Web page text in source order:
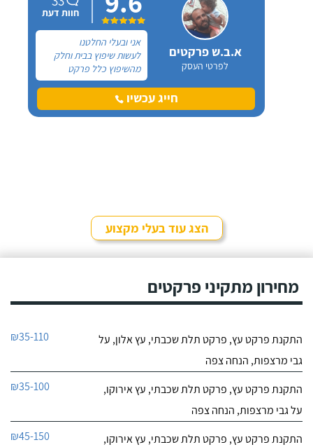
א.ב.ש פרקטים
לפרטי העסק
חוות דעת
אני ובעלי החלטנו
לעשות שיפוץ בבית וחלק
מהשיפוץ כלל פרקט
למינציה שיותקן מעל
הריצוף (הישן) הקיים. קנינו
את הפרקט מחנות חיצונית
חייג עכשיו
הצג עוד בעלי מקצוע
מחירון מתקיני פרקטים
התקנת פרקט עץ, פרקט תלת שכבתי, עץ אלון, על
גבי מרצפות, הנחה צפה
₪35-110
התקנת פרקט עץ, פרקט תלת שכבתי, עץ אירוקו,
על גבי מרצפות, הנחה צפה
₪35-100
התקנת פרקט עץ, פרקט תלת שכבתי, עץ אירוקו,
₪45-150